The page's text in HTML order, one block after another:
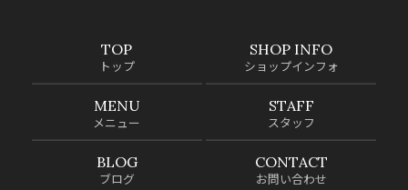
TOP
トップ
SHOP INFO
ショップインフォ
MENU
メニュー
STAFF
スタッフ
BLOG
ブログ
CONTACT
お問い合わせ